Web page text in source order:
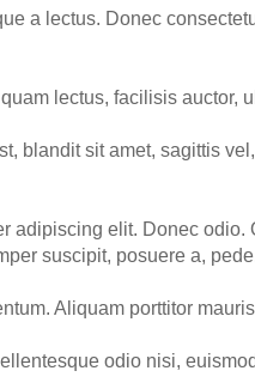
a lectus. Donec
lectus, facilisis auctor,
blandit sit amet, sagittis
adipiscing elit. Donec
suscipit, posuere a,
Aliquam porttitor
odio nisi,